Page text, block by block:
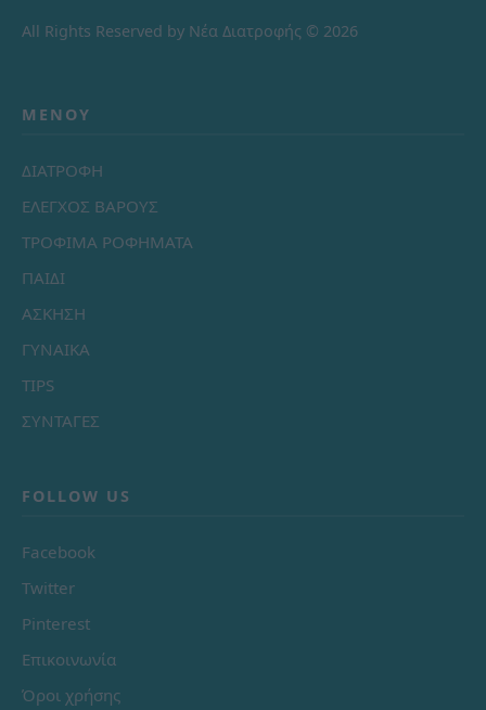
All Rights Reserved by Νέα Διατροφής © 2026
ΜΕΝΟΎ
ΔΙΑΤΡΟΦΗ
ΕΛΕΓΧΟΣ ΒΑΡΟΥΣ
ΤΡΟΦΙΜΑ ΡΟΦΗΜΑΤΑ
ΠΑΙΔΙ
ΑΣΚΗΣΗ
ΓΥΝΑΙΚΑ
TIPS
ΣΥΝΤΑΓΕΣ
FOLLOW US
Facebook
Twitter
Pinterest
Επικοινωνία
Όροι χρήσης